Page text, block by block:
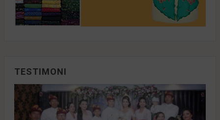
TESTIMONI